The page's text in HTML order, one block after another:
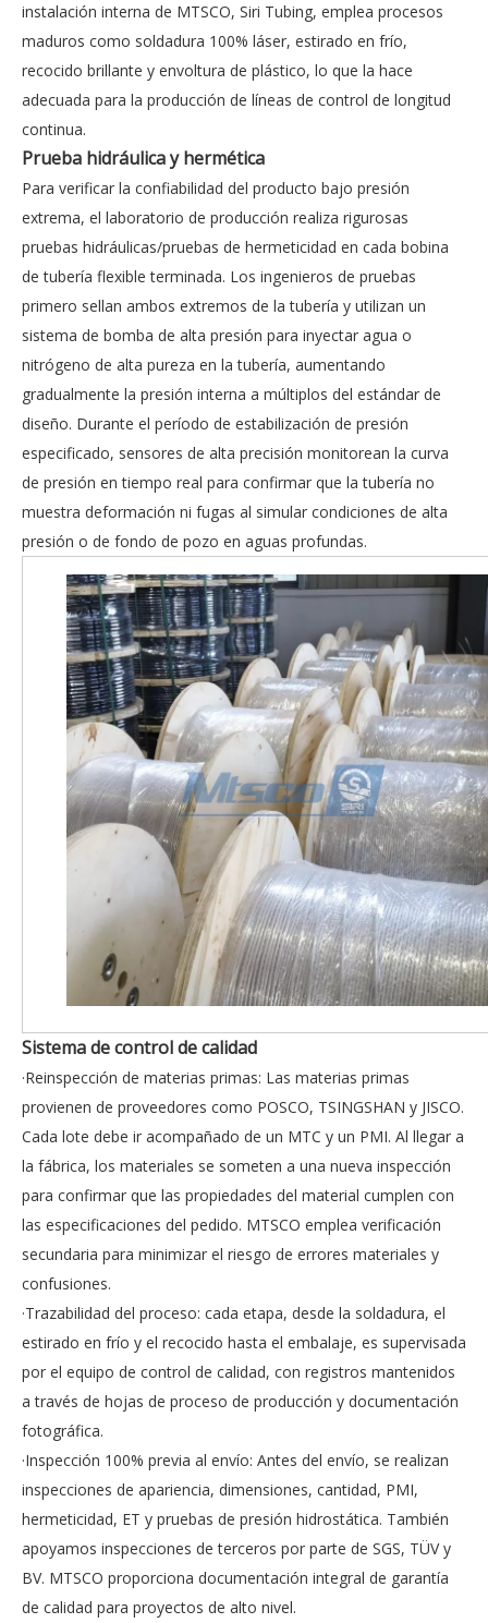
instalación interna de MTSCO, Siri Tubing, emplea procesos
maduros como soldadura 100% láser, estirado en frío,
recocido brillante y envoltura de plástico, lo que la hace
adecuada para la producción de líneas de control de longitud
continua.
Prueba hidráulica y hermética
Para verificar la confiabilidad del producto bajo presión
extrema, el laboratorio de producción realiza rigurosas
pruebas hidráulicas/pruebas de hermeticidad en cada bobina
de tubería flexible terminada. Los ingenieros de pruebas
primero sellan ambos extremos de la tubería y utilizan un
sistema de bomba de alta presión para inyectar agua o
nitrógeno de alta pureza en la tubería, aumentando
gradualmente la presión interna a múltiplos del estándar de
diseño. Durante el período de estabilización de presión
especificado, sensores de alta precisión monitorean la curva
de presión en tiempo real para confirmar que la tubería no
muestra deformación ni fugas al simular condiciones de alta
presión o de fondo de pozo en aguas profundas.
Sistema de control de calidad
·Reinspección de materias primas: Las materias primas
provienen de proveedores como POSCO, TSINGSHAN y JISCO.
Cada lote debe ir acompañado de un MTC y un PMI. Al llegar a
la fábrica, los materiales se someten a una nueva inspección
para confirmar que las propiedades del material cumplen con
las especificaciones del pedido. MTSCO emplea verificación
secundaria para minimizar el riesgo de errores materiales y
confusiones.
·Trazabilidad del proceso: cada etapa, desde la soldadura, el
estirado en frío y el recocido hasta el embalaje, es supervisada
por el equipo de control de calidad, con registros mantenidos
a través de hojas de proceso de producción y documentación
fotográfica.
·Inspección 100% previa al envío: Antes del envío, se realizan
inspecciones de apariencia, dimensiones, cantidad, PMI,
hermeticidad, ET y pruebas de presión hidrostática. También
apoyamos inspecciones de terceros por parte de SGS, TÜV y
BV. MTSCO proporciona documentación integral de garantía
de calidad para proyectos de alto nivel.